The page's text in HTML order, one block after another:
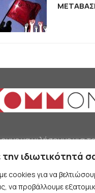
ιδιωτικότητά
cookies για να
να προβάλλουμε
να μιλήσουμε για
της εποχής
αναγκαία αλλά όχι
προοπτική.